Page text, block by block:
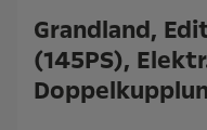
Grandland,
(145PS),